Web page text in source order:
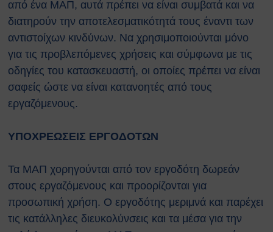
Χημικοί Κίνδυνοι
Βιολογική Ασφάλεια
Ραδιολογική Ασφάλεια
Ασφάλεια στη χρήση εξοπλισμού
Εργονομία
Ασφαλείς μετακινήσεις
Μηχανολογική Ασφάλεια
Πυρασφάλεια
Τεχνοστρές
ΝΟΜΟΘΕΣΙΑ
Εθνική Νομοθεσία
Ευρωπαϊκοί Κανονισμοί
ΧΡΗΣΙΜΑ
από ένα ΜΑΠ, αυτά πρέπει να είναι συμβατά και να
διατηρούν την αποτελεσματικότητά τους έναντι των
αντιστοίχων κινδύνων. Να χρησιμοποιούνται μόνο
για τις προβλεπόμενες χρήσεις και σύμφωνα με τις
οδηγίες του κατασκευαστή, οι οποίες πρέπει να είναι
σαφείς ώστε να είναι κατανοητές από τους
εργαζόμενους.
ΥΠΟΧΡΕΩΣΕΙΣ ΕΡΓΟΔΟΤΩΝ
Τα ΜΑΠ χορηγούνται από τον εργοδότη δωρεάν
στους εργαζόμενους και προορίζονται για
προσωπική χρήση. Ο εργοδότης μεριμνά και παρέχει
τις κατάλληλες διευκολύνσεις και τα μέσα για την